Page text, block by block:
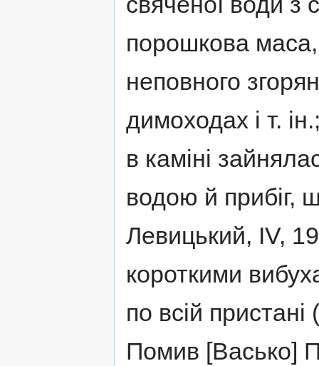
порошкова
неповного
димоходах і т.
в каміні
водою й прибіг,
Левицький, IV,
короткими
по всій
Помив [Васько]